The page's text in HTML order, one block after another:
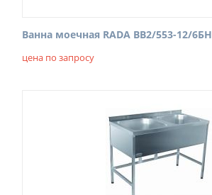
Ванна моечная RADA ВВ2/553-12/6БН
цена по запросу